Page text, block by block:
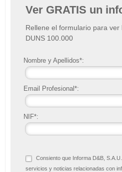
Ver GRATIS un
Rellene el formulario para
DUNS 100.000
Nombre y Apellidos*:
Email Profesional*:
NIF*:
Consiento que Informa D&B,
servicios y noticias relacionadas con